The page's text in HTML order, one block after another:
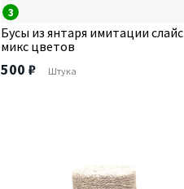
3
Бусы из янтаря имитации слайс
микс цветов
500 ₽ Штука